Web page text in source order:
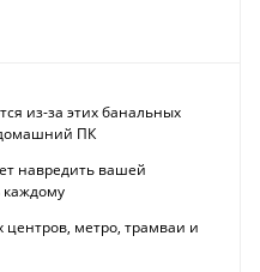
из-за этих банальных
ПК
навредить вашей
каждому
центров, метро, трамваи и